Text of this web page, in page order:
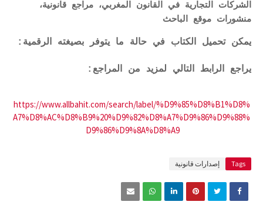
الشركات التجارية في القانون المغربي، مراجع قانونية،
منشورات موقع الباحث
يمكن تحميل الكتاب في حالة ما يتوفر بصيغته الرقمية:
يراجع الرابط التالي لمزيد من المراجع:
https://www.allbahit.com/search/label/%D9%85%D8%B1%D8%
A7%D8%AC%D8%B9%20%D9%82%D8%A7%D9%86%D9%88%
D9%86%D9%8A%D8%A9
Tags إصدارات قانونية